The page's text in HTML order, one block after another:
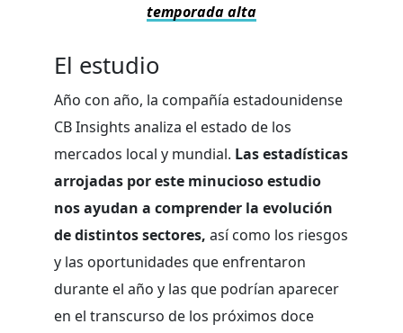
temporada alta
El estudio
Año con año, la compañía estadounidense
CB Insights analiza el estado de los
mercados local y mundial. Las estadísticas
arrojadas por este minucioso estudio
nos ayudan a comprender la evolución
de distintos sectores, así como los riesgos
y las oportunidades que enfrentaron
durante el año y las que podrían aparecer
en el transcurso de los próximos doce